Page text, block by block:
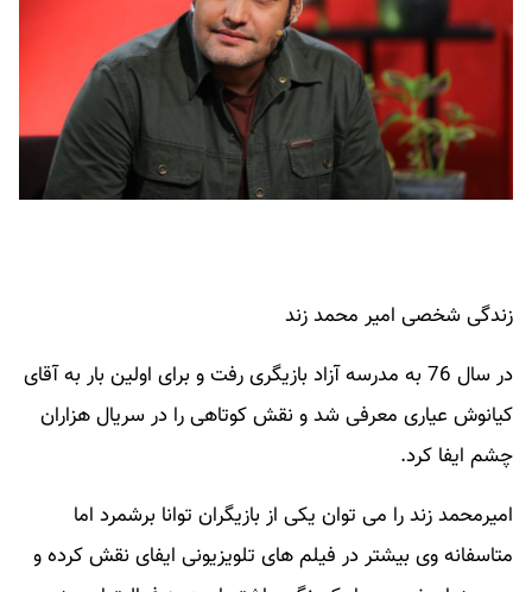
زندگی شخصی امیر محمد زند
در سال 76 به مدرسه آزاد بازیگری رفت و برای اولین بار به آقای
کیانوش عیاری معرفی شد و نقش کوتاهی را در سریال هزاران
چشم ایفا کرد.
امیرمحمد زند را می توان یکی از بازیگران توانا برشمرد اما
متاسفانه وی بیشتر در فیلم های تلویزیونی ایفای نقش کرده و